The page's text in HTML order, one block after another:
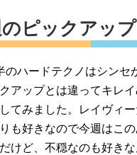
ピックアップ
のハードテクノはシンセ
アップとは違ってキレ
てみました。レイヴィ
も好きなので今週はこ
けど、不穏なのも好き